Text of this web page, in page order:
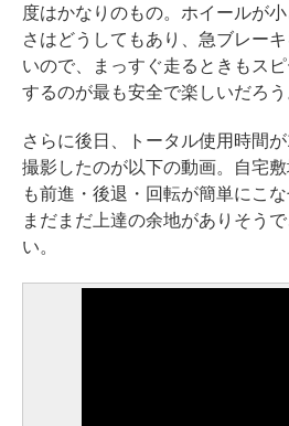
度はかなりのもの。ホイールが
さはどうしてもあり、急ブレー
いので、まっすぐ走るときもス
するのが最も安全で楽しいだろう
さらに後日、トータル使用時間
撮影したのが以下の動画。自宅
も前進・後退・回転が簡単にこ
まだまだ上達の余地がありそう
い。